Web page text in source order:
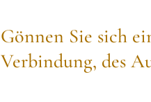
Gönnen Sie sich
Verbindung, des